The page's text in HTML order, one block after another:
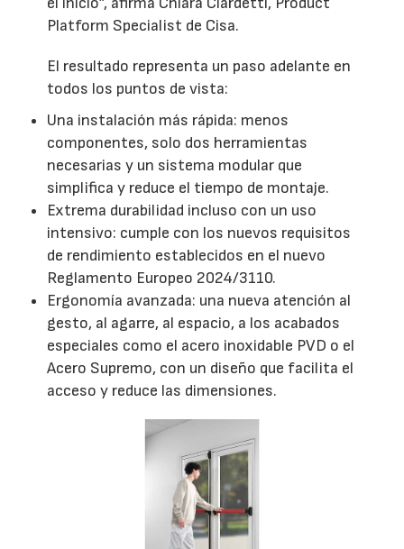
Platform Specialist de Cisa.
El resultado representa un paso adelante en
todos los puntos de vista:
Una instalación más rápida: menos
componentes, solo dos herramientas
necesarias y un sistema modular que
simplifica y reduce el tiempo de montaje.
Extrema durabilidad incluso con un uso
intensivo: cumple con los nuevos requisitos
de rendimiento establecidos en el nuevo
Reglamento Europeo 2024/3110.
Ergonomía avanzada: una nueva atención al
gesto, al agarre, al espacio, a los acabados
especiales como el acero inoxidable PVD o el
Acero Supremo, con un diseño que facilita el
acceso y reduce las dimensiones.